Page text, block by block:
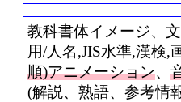
教科書体イメージ、
用/人名,JIS水準,漢検,
順)アニメーション、
(解説、熟語、参考情